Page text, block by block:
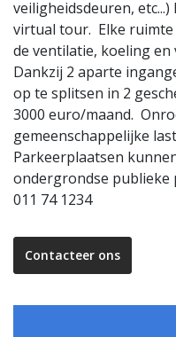
veiligheidsdeuren,
virtual tour. Elke
de ventilatie, koeling
Dankzij 2 aparte
op te splitsen in 2
3000 euro/maand.
gemeenschappelijke
Parkeerplaatsen
ondergrondse publieke
011 74 1234
Contacteer ons